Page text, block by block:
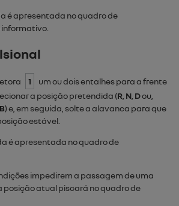
é apresentada no quadro de
1
um ou dois entalhes para a frente
a posição pretendida (R N Dou,
B) e, em seguida, solte a alavanca para que
estável.
é apresentada no quadro de
impedirem a passagem de uma
posição atual piscará no quadro de